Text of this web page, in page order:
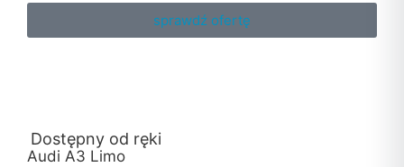
sprawdź ofertę
Dostępny od ręki
Audi A3 Limo